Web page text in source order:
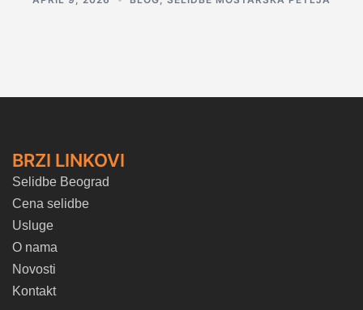
BRZI LINKOVI
Selidbe Beograd
Cena selidbe
Usluge
O nama
Novosti
Kontakt